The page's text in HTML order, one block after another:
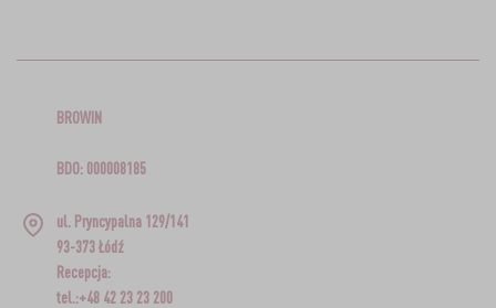
BROWIN
BDO: 000008185
ul. Pryncypalna 129/141
93-373 Łódź
Recepcja:
tel.:+48 42 23 23 200